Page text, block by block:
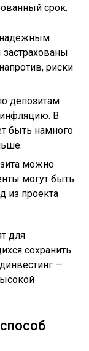
срок.
надежным
риски
депозитам
В
быть намного
можно
могут быть
из проекта
для
сохранить
—